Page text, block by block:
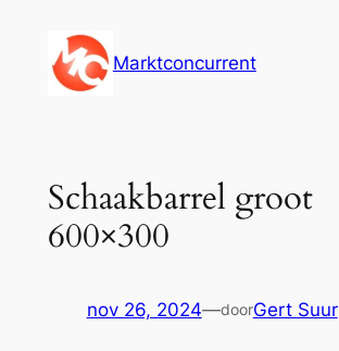
Marktconcurrent
Schaakbarrel groot
600×300
nov 26, 2024—doorGert Suur